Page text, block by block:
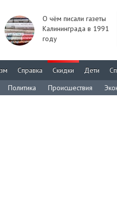
О чём писали газеты
Калининграда в 1991
году
Справка Скидки Дети
Политика Происшествия